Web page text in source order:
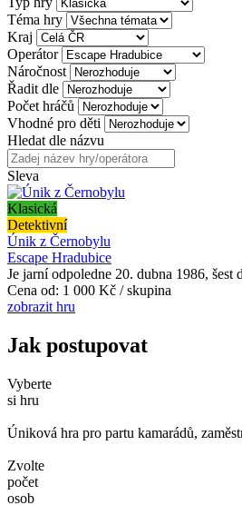
Téma hry
Kraj
Operátor
Náročnost
Řadit dle
Počet hráčů
Vhodné pro děti
Hledat dle názvu
Sleva
Klasická
Detektivní
Únik z Černobylu
Escape Hradubice
Je jarní odpoledne 20. dubna 1986,
Cena od: 1 000 Kč / skupina
zobrazit hru
Jak postupovat
Vyberte
si hru
Úniková hra pro partu kamarádů,
Zvolte
počet
osob